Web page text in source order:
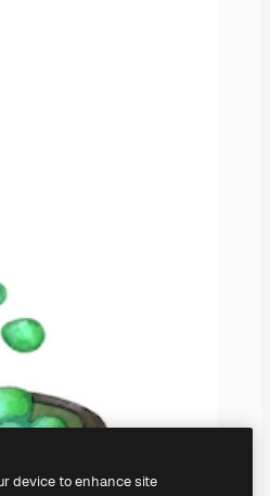
device to enhance site